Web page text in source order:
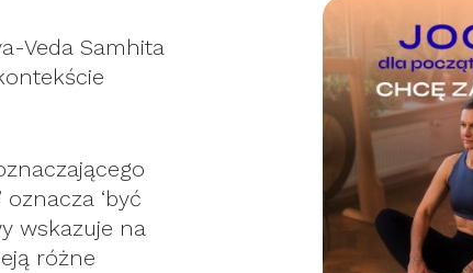
Veda Samhita
oznacza ‘być
wskazuje na
różne